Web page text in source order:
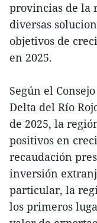
provincias de la
diversas
objetivos de
en 2025.
Según el
Delta del Río
de 2025, la
positivos en
recaudación
inversión
particular, la
los primeros